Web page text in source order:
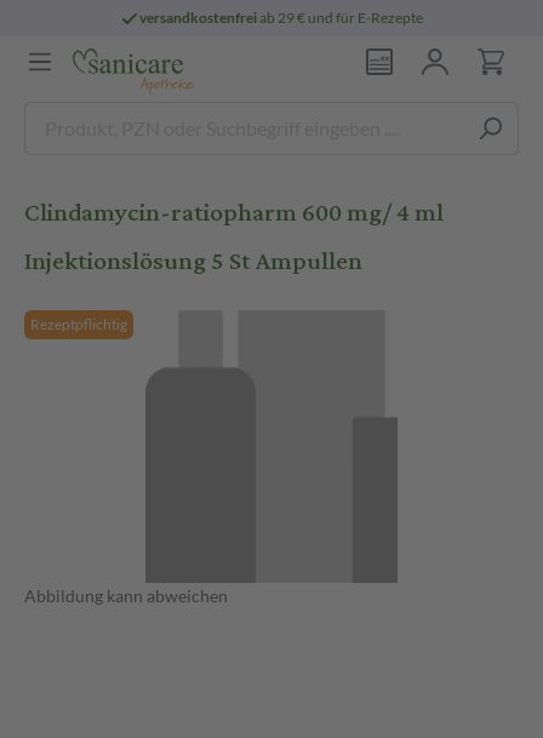
versandkostenfreiab 29 € und für E-Rezepte
Clindamycin-ratiopharm 600 mg/ 4 ml
Injektionslösung 5 St Ampullen
Rezeptpflichtig
Abbildung kann abweichen